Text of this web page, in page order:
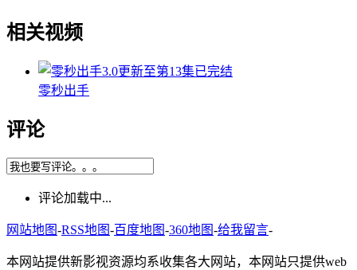
相关视频
3.0更新至第13集已完结
零秒出手
评论
评论加载中...
网站地图-RSS地图-百度地图-360地图-给我留言-
本网站提供新影视资源均系收集各大网站，本网站只提供web